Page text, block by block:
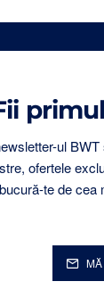
ul
ofertele
te de